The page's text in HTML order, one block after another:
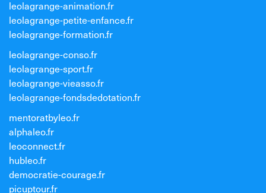
leolagrange-animation.fr
leolagrange-petite-enfance.fr
leolagrange-formation.fr
leolagrange-conso.fr
leolagrange-sport.fr
leolagrange-vieasso.fr
leolagrange-fondsdedotation.fr
mentoratbyleo.fr
alphaleo.fr
leoconnect.fr
hubleo.fr
democratie-courage.fr
picuptour.fr